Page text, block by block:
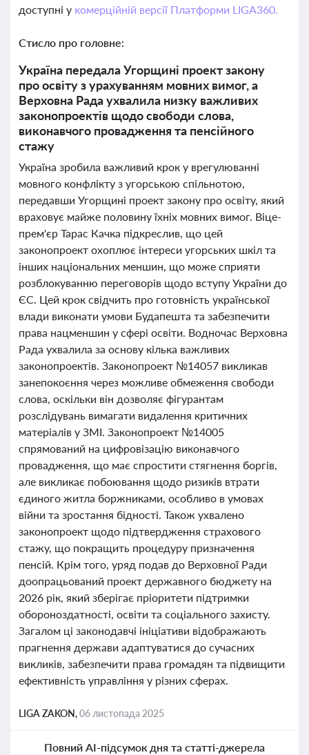
доступні у комерційній версії Платформи LIGA360.
Стисло про головне:
Україна передала Угорщині проект закону
про освіту з урахуванням мовних вимог, а
Верховна Рада ухвалила низку важливих
законопроектів щодо свободи слова,
виконавчого провадження та пенсійного
стажу
Україна зробила важливий крок у врегулюванні
мовного конфлікту з угорською спільнотою,
передавши Угорщині проект закону про освіту, який
враховує майже половину їхніх мовних вимог. Віце-
прем'єр Тарас Качка підкреслив, що цей
законопроект охоплює інтереси угорських шкіл та
інших національних меншин, що може сприяти
розблокуванню переговорів щодо вступу України до
ЄС. Цей крок свідчить про готовність української
влади виконати умови Будапешта та забезпечити
права нацменшин у сфері освіти. Водночас Верховна
Рада ухвалила за основу кілька важливих
законопроектів. Законопроект №14057 викликав
занепокоєння через можливе обмеження свободи
слова, оскільки він дозволяє фігурантам
розслідувань вимагати видалення критичних
матеріалів у ЗМІ. Законопроект №14005
спрямований на цифровізацію виконавчого
провадження, що має спростити стягнення боргів,
але викликає побоювання щодо ризиків втрати
єдиного житла боржниками, особливо в умовах
війни та зростання бідності. Також ухвалено
законопроект щодо підтвердження страхового
стажу, що покращить процедуру призначення
пенсій. Крім того, уряд подав до Верховної Ради
доопрацьований проект державного бюджету на
2026 рік, який зберігає пріоритети підтримки
обороноздатності, освіти та соціального захисту.
Загалом ці законодавчі ініціативи відображають
прагнення держави адаптуватися до сучасних
викликів, забезпечити права громадян та підвищити
ефективність управління у різних сферах.
LIGA ZAKON,06 листопада 2025
Повний AI-підсумок дня та статті-джерела